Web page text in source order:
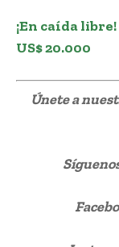
¡En caída
US$ 20.000
Únete a